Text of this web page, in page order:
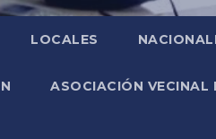
LOCALES
ASOCIACIÓN VECINAL